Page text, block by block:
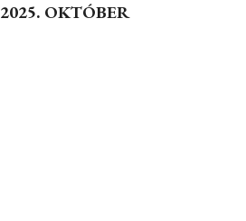
2025. OKTÓBER